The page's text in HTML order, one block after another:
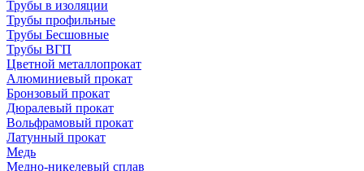
Трубы в изоляции
Трубы профильные
Трубы Бесшовные
Трубы ВГП
Цветной металлопрокат
Алюминиевый прокат
Бронзовый прокат
Дюралевый прокат
Вольфрамовый прокат
Латунный прокат
Медь
Медно-никелевый сплав